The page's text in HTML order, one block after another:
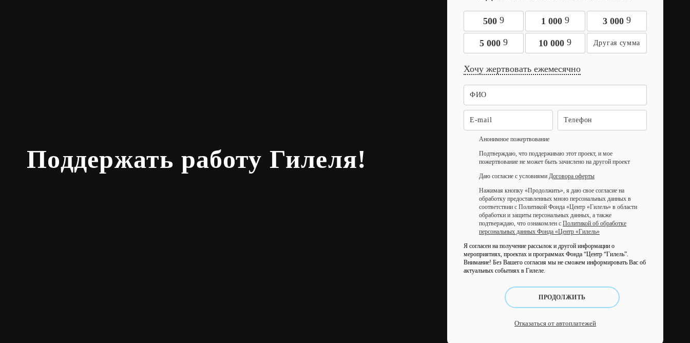
Поддержать работу Гилеля!
500 9 1 000 9 3 000 9
5 000 9 10 0009
Хочу жертвовать ежемесячно
Анонимное пожертвование
Подтверждаю, что поддерживаю этот проект, и мое
пожертвование не может быть зачислено на другой проект
Даю согласие с условиями Договора оферты
Нажимая кнопку «Продолжить», я даю свое согласие на
обработку предоставленных мною персональных данных в
соответствии с Политикой Фонда «Центр «Гилель» в области
обработки и защиты персональных данных, а также
подтверждаю, что ознакомлен с Политикой об обработке
персональных данных Фонда «Центр «Гилель»
Я согласен на получение рассылок и другой информации о
мероприятиях, проектах и программах Фонда “Центр “Гилель”.
Внимание! Без Вашего согласия мы не сможем информировать Вас об
актуальных событиях в Гилеле.
ПРОДОЛЖИТЬ
Отказаться от автоплатежей